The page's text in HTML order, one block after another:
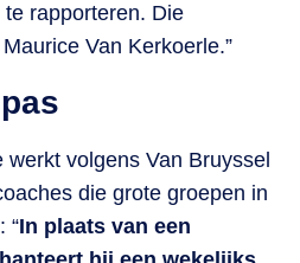
rapporteren. Die
Van Kerkoerle.”
volgens Van Bruyssel
die grote groepen in
“In plaats van een